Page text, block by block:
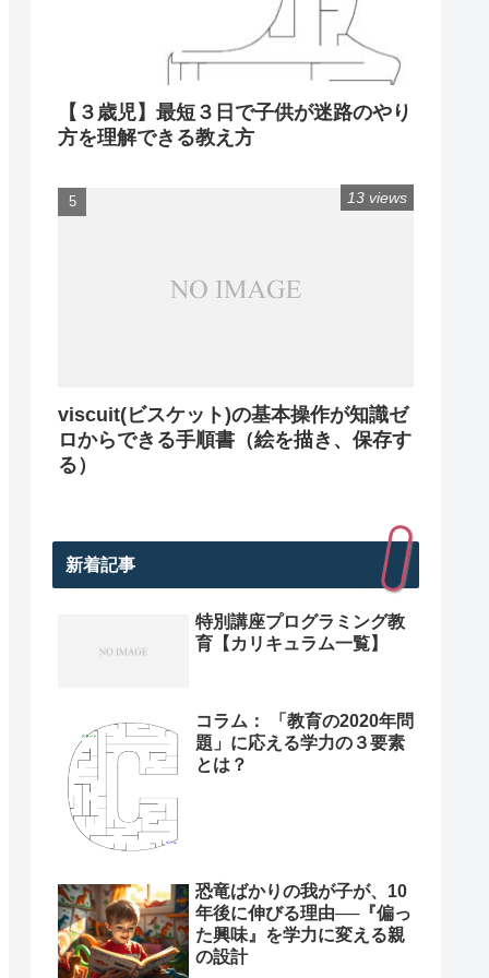
【３歳児】最短３日で子供が迷路のやり
方を理解できる教え方
viscuit(ビスケット)の基本操作が知識ゼ
ロからできる手順書（絵を描き、保存す
る）
13 views
新着記事
特別講座プログラミング教
育【カリキュラム一覧】
コラム： 「教育の2020年問
題」に応える学力の３要素
とは？
恐竜ばかりの我が子が、10
年後に伸びる理由──『偏っ
た興味』を学力に変える親
の設計